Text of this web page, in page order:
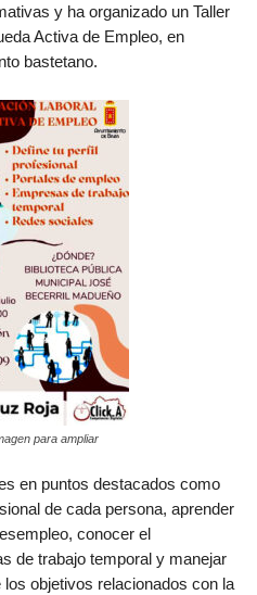
y ha organizado un Taller
Activa de Empleo, en
bastetano.
para ampliar
en puntos destacados como
de cada persona, aprender
conocer el
de trabajo temporal y manejar
objetivos relacionados con la